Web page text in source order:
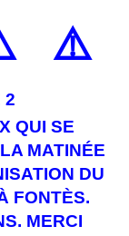
⚠️
2
QUI SE
MATINÉE
DU
FONTÈS.
MERCI